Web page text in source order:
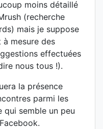
moins détaillé
(recherche
mais je suppose
à mesure des
effectuées
nous tous !).
la présence
parmi les
qui semble un peu